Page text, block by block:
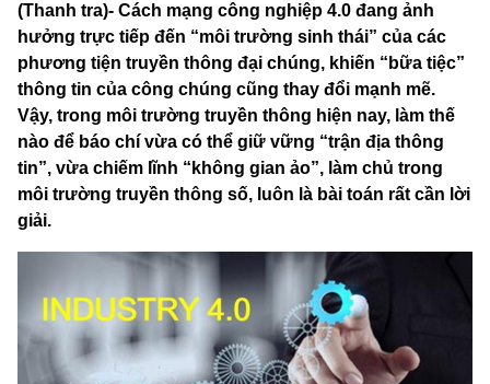
(Thanh tra)- Cách mạng công nghiệp 4.0 đang ảnh
hưởng trực tiếp đến “môi trường sinh thái” của các
phương tiện truyền thông đại chúng, khiến “bữa tiệc”
thông tin của công chúng cũng thay đổi mạnh mẽ.
Vậy, trong môi trường truyền thông hiện nay, làm thế
nào để báo chí vừa có thể giữ vững “trận địa thông
tin”, vừa chiếm lĩnh “không gian ảo”, làm chủ trong
môi trường truyền thông số, luôn là bài toán rất cần lời
giải.